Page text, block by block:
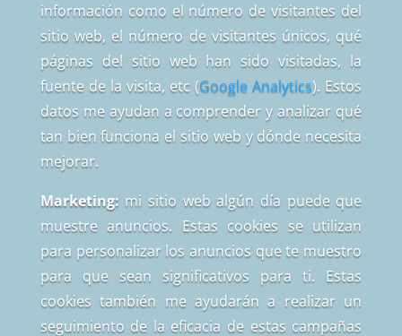
información como el número de visitantes del
sitio web, el número de visitantes únicos, qué
páginas del sitio web han sido visitadas, la
fuente de la visita, etc (Google Analytics). Estos
datos me ayudan a comprender y analizar qué
tan bien funciona el sitio web y dónde necesita
mejorar.
Marketing: mi sitio web algún día puede que
muestre anuncios. Estas cookies se utilizan
para personalizar los anuncios que te muestro
para que sean significativos para ti. Estas
cookies también me ayudarán a realizar un
seguimiento de la eficacia de estas campañas